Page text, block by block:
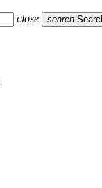
close search